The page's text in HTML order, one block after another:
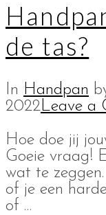
de tas?
In Handpan
2022Leave a
Hoe doe jij
Goeie vraag!
wat te
of je een
of …